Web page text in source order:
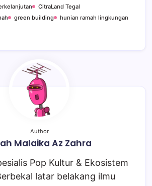
CitraLand Tegal
green building
hunian ramah lingkungan
Author
Malaika Az Zahra
Pop Kultur & Ekosistem
latar belakang ilmu